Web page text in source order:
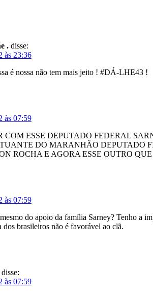
. disse:
às 23:36
é nossa não tem mais jeito ! #DÁ-LHE43 !
às 07:59
COM ESSE DEPUTADO FEDERAL
DO MARANHÃO DEPUTADO
ROCHA E AGORA ESSE OUTRO
às 07:59
do apoio da família Sarney? Tenho a
dos brasileiros não é favorável ao clã.
disse:
às 07:59